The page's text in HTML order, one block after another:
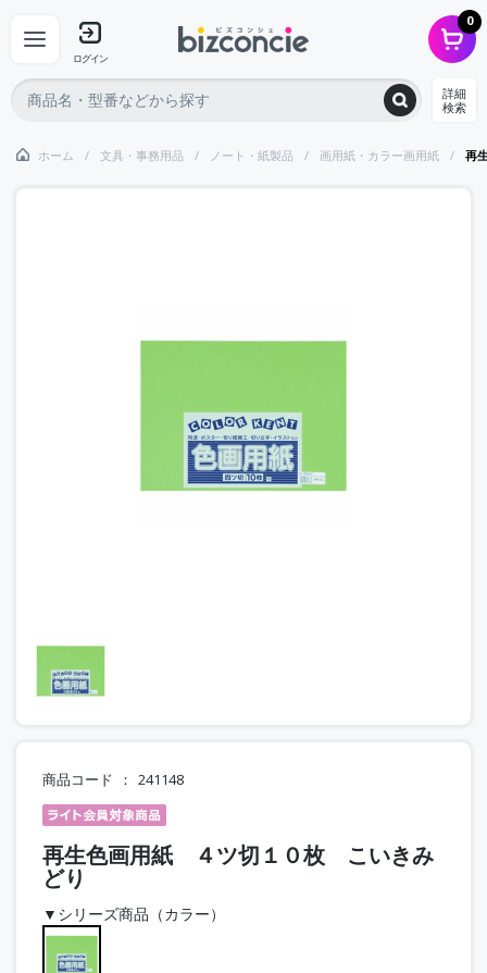
ログイン
0
詳細
検索
ホーム 文具・事務用品 ノート・紙製品 画用紙・カラー画用紙 再
商品コード 241148
再生色画用紙 ４ツ切１０枚 こいきみ
どり
▼シリーズ商品（カラー）